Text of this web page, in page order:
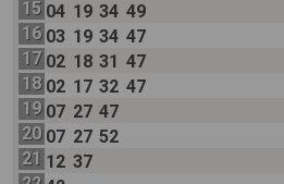
15 04 19 34 49
16 03 19 34 47
17 02 18 31 47
18 02 17 32 47
19 07 27 47
20 07 27 52
21 12 37